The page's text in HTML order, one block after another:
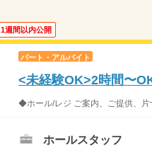
1週間以内公開
パート・アルバイト
<未経験OK>2時間〜
◆ホール/レジ ご案内、ご提供、片
ホールスタッフ